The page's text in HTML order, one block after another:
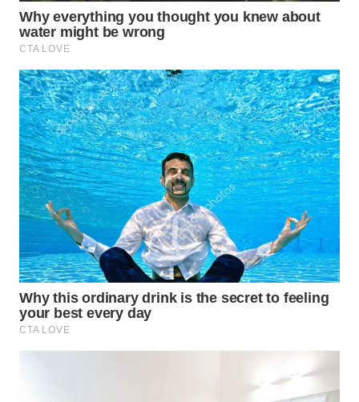
TINGGI
WN
PAKPAK
WN
KARAWANG
WN
BEKASI
WN
BOGOR
WN
DEPOK